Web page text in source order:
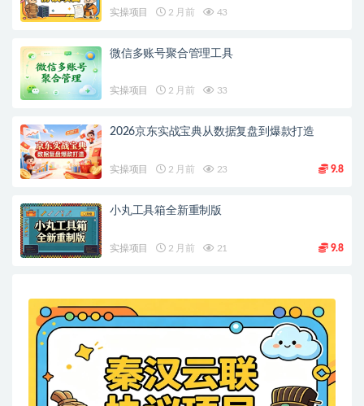
实操项目 2 月前 43
微信多账号聚合管理工具
实操项目 2 月前 33
2026京东实战宝典从数据复盘到爆款打造
实操项目 2 月前 23 9.8
小丸工具箱全新重制版
实操项目 2 月前 21 9.8